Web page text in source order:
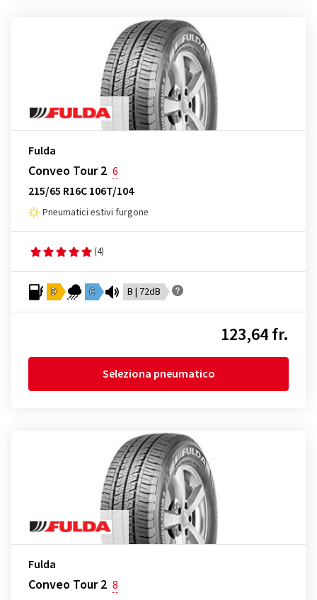
Fulda
Conveo Tour 2 6
215/65 R16C 106T/104
Pneumatici estivi furgone
(4)
D C B | 72dB
123,64 fr.
Seleziona pneumatico
Fulda
Conveo Tour 2 8